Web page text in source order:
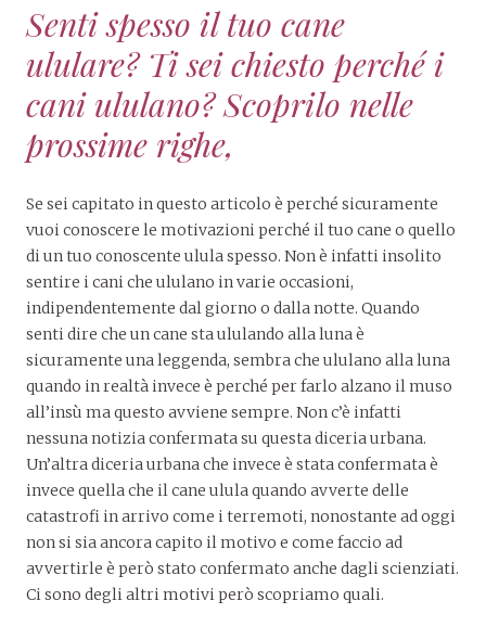
Senti spesso il tuo cane
ululare? Ti sei chiesto perché i
cani ululano? Scoprilo nelle
prossime righe,
Se sei capitato in questo articolo è perché sicuramente
vuoi conoscere le motivazioni perché il tuo cane o quello
di un tuo conoscente ulula spesso. Non è infatti insolito
sentire i cani che ululano in varie occasioni,
indipendentemente dal giorno o dalla notte. Quando
senti dire che un cane sta ululando alla luna è
sicuramente una leggenda, sembra che ululano alla luna
quando in realtà invece è perché per farlo alzano il muso
all’insù ma questo avviene sempre. Non c’è infatti
nessuna notizia confermata su questa diceria urbana.
Un’altra diceria urbana che invece è stata confermata è
invece quella che il cane ulula quando avverte delle
catastrofi in arrivo come i terremoti, nonostante ad oggi
non si sia ancora capito il motivo e come faccio ad
avvertirle è però stato confermato anche dagli scienziati.
Ci sono degli altri motivi però scopriamo quali.